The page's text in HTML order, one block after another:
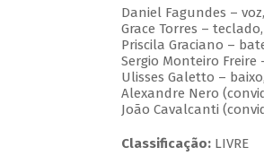
Daniel Fagundes –
Grace Torres –
Priscila Graciano –
Sergio Monteiro
Ulisses Galetto –
Alexandre Nero
João Cavalcanti
Classificação:LIVRE